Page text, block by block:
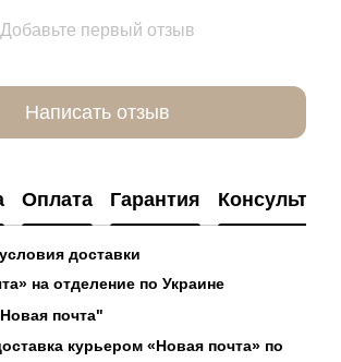
Добавьте первый отзыв
Написать отзыв
Оплата Гарантия
доставки
на отделение по Украине
почта"
курьером «Новая почта» по